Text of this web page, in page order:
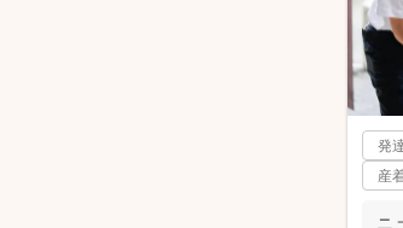
発
産
ニ